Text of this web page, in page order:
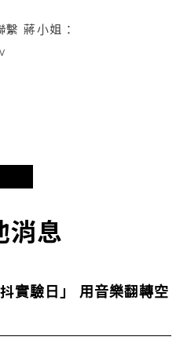
蔣小姐：
消息
實驗日」 用音樂翻轉空